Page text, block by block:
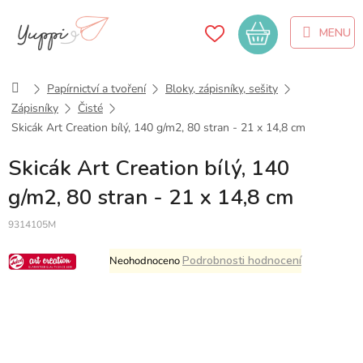
obsah
Nákupní
košík
DomůPapírnictví a tvoření
Bloky, zápisníky, sešity
Zápisníky
Čisté
Skicák Art Creation bílý, 140 g/m2, 80 stran - 21 x 14,8 cm
Skicák Art Creation bílý, 140
g/m2, 80 stran - 21 x 14,8 cm
9314105M
Průměrné
hodnocení
NeohodnocenoPodrobnosti hodnocení